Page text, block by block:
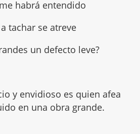
habrá entendido
tachar se atreve
un defecto leve?
y envidioso es quien afea
en una obra grande.